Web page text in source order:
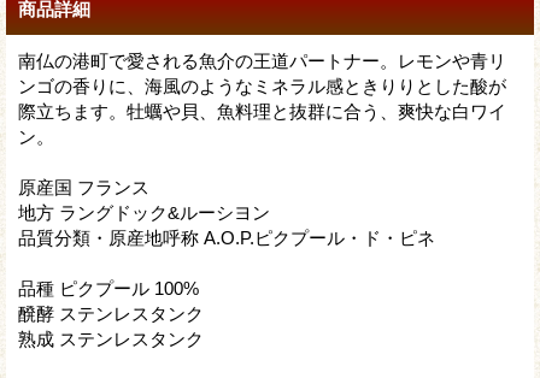
商品詳細
南仏の港町で愛される魚介の王道パートナー。レモンや青リ
ンゴの香りに、海風のようなミネラル感ときりりとした酸が
際立ちます。牡蠣や貝、魚料理と抜群に合う、爽快な白ワイ
ン。
原産国 フランス
地方 ラングドック&ルーシヨン
品質分類・原産地呼称 A.O.P.ピクプール・ド・ピネ
品種 ピクプール 100%
醗酵 ステンレスタンク
熟成 ステンレスタンク